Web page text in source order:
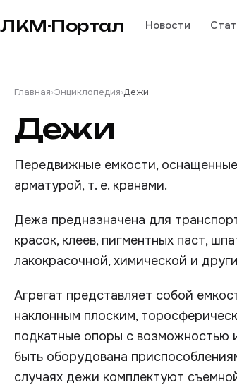
ЛКМ·Портал Новости
Главная›Энциклопедия›Дежи
Дежи
Передвижные емкости,
арматурой, т. е. кранами.
Дежа предназначена для
красок, клеев, пигментных паст,
лакокрасочной, химической и
Агрегат представляет собой
наклонным плоским,
подкатные опоры с возможностью
быть оборудована
случаях дежи комплектуют